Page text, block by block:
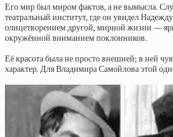
Его мир был миром фактов, а не вымысла.
театральный институт, где он увидел
олицетворением другой, мирной жизни —
окружённой вниманием поклонников.
Её красота была не просто внешней; в ней
характер. Для Владимира Самойлова этой